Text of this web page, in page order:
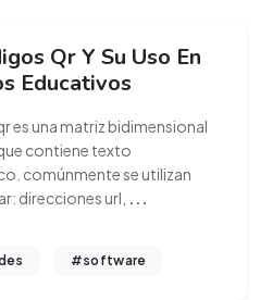
Qr Y Su Uso En
Educativos
es una matriz bidimensional
contiene texto
comúnmente se utilizan
direcciones url, ...
#software